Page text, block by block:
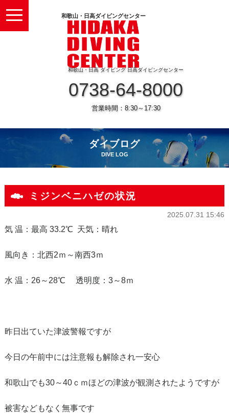
toggle
navigation
和歌山・日高ダイビングセンター
和歌山・日高 ダイビング 日高ダイビングセンター
0738-64-8000
営業時間：8:30～17:30
ダイブログ
DIVE LOG
ミジンベニハゼの状況
2025.07.31 15:46
気 温：最高 33.2℃ 天気：晴れ
風向き：北西2ｍ～南西3ｍ
水 温：26～28℃ 透明度：3～8ｍ
昨日出ていた津波警報ですが
今日の午前中には注意報も解除され一安心
和歌山でも30～40ｃｍほどの津波が観測されたようですが
被害などもなく無事です